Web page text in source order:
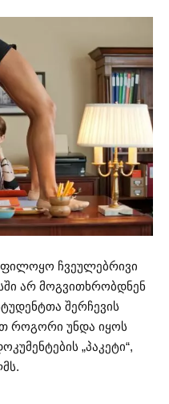
ჩვეულებრივი
არ მოგვითხრობდნენ
შერჩევის
როგორი უნდა იყოს
„პაკეტი“,